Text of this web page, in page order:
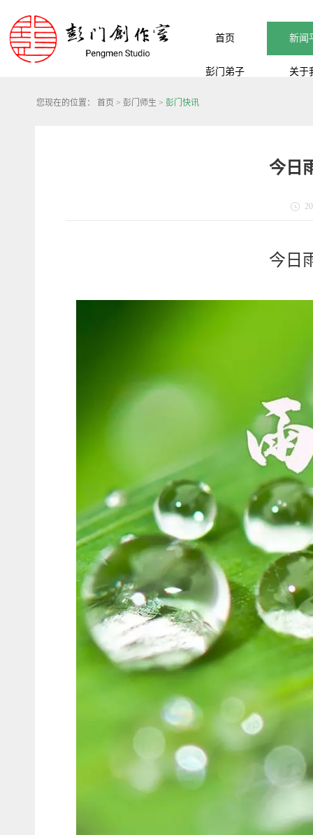
首页 新闻
彭门弟子 关于
您现在的位置： 首页 > 彭门师生 > 彭门快讯
今日
今日